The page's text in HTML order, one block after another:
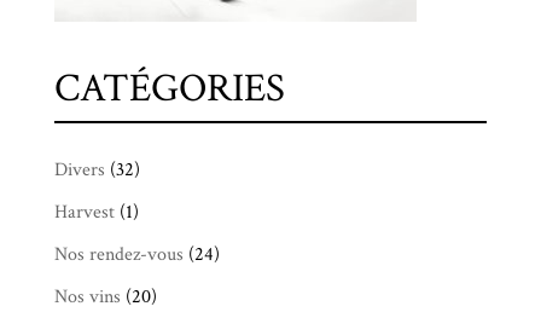
CATÉGORIES
Divers (32)
Harvest(1)
Nos rendez-vous (24)
Nos vins (20)